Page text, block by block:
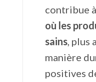
contribue à
où les
sains, plus
manière
positives